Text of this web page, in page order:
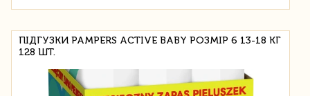
ПІДГУЗКИ PAMPERS ACTIVE BABY РОЗМІР 6 13-18 КГ
128 ШТ.